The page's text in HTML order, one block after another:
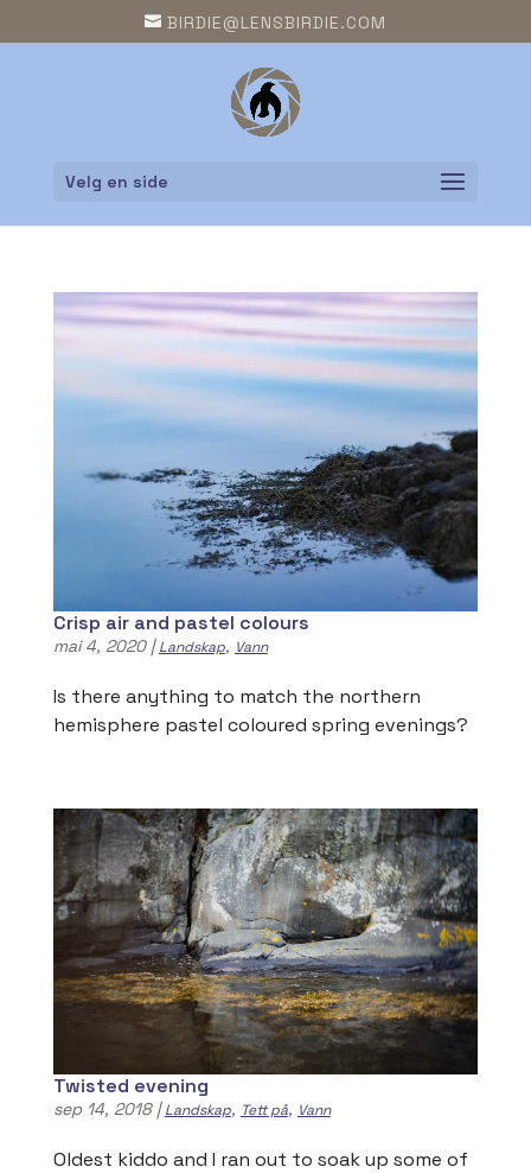
BIRDIE@LENSBIRDIE.COM
Velg en side
Crisp air and pastel colours
mai 4, 2020|Landskap, Vann
Is there anything to match the northern
hemisphere pastel coloured spring evenings?
Twisted evening
sep 14, 2018|Landskap, Tett på, Vann
Oldest kiddo and I ran out to soak up some of